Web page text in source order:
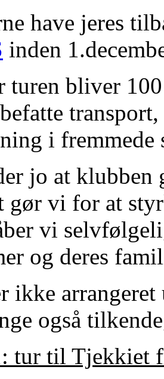
have jeres
inden
turen bliver
i fremmede
jo at
gør vi for at
vi
og deres
ikke
også
tur til Tjekkiet